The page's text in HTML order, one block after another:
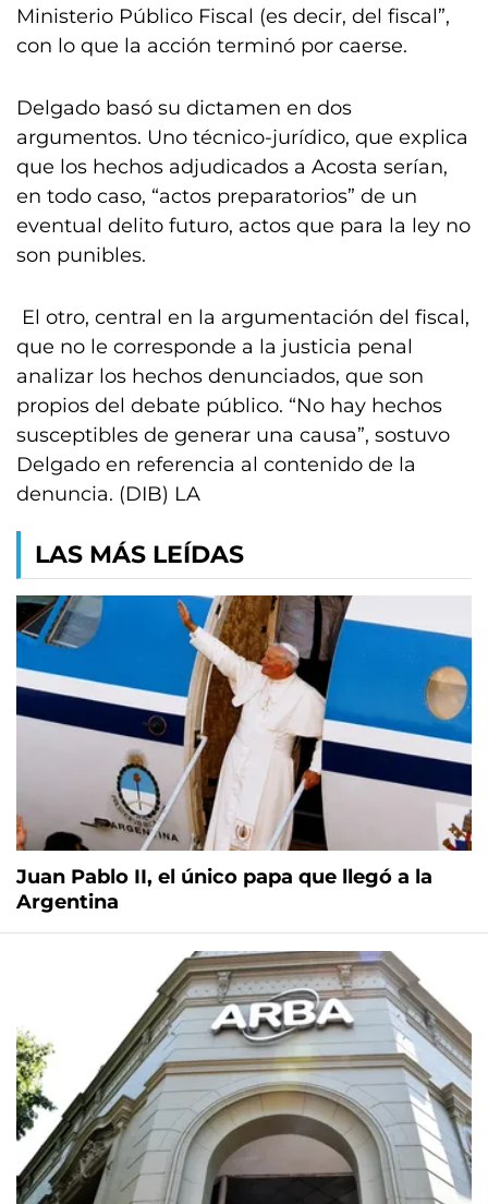
Ministerio Público Fiscal (es decir, del fiscal”,
con lo que la acción terminó por caerse.
Delgado basó su dictamen en dos
argumentos. Uno técnico-jurídico, que explica
que los hechos adjudicados a Acosta serían,
en todo caso, “actos preparatorios” de un
eventual delito futuro, actos que para la ley no
son punibles.
El otro, central en la argumentación del fiscal,
que no le corresponde a la justicia penal
analizar los hechos denunciados, que son
propios del debate público. “No hay hechos
susceptibles de generar una causa”, sostuvo
Delgado en referencia al contenido de la
denuncia. (DIB) LA
LAS MÁS LEÍDAS
Juan Pablo II, el único papa que llegó a la
Argentina